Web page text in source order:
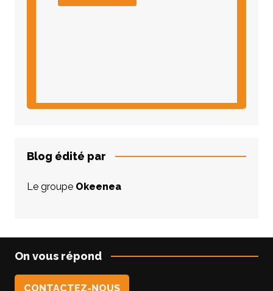
Blog édité par
Le groupe Okeenea
On vous répond
CONTACTEZ-NOUS